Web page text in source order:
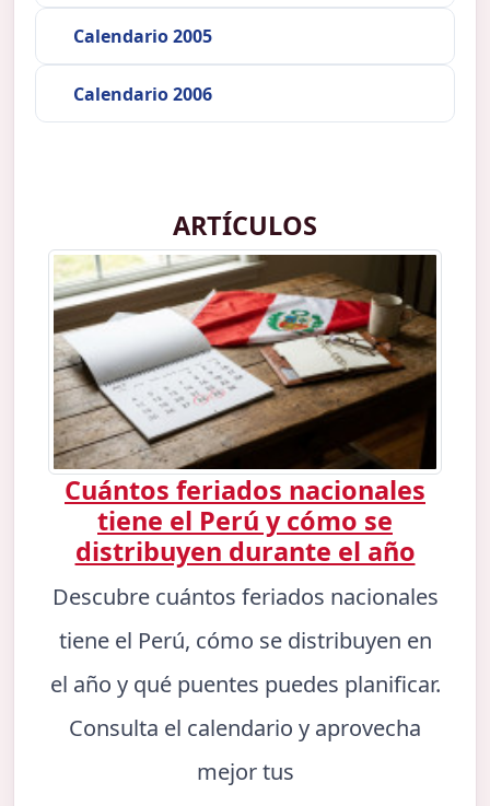
Calendario 2005
Calendario 2006
ARTÍCULOS
Cuántos feriados nacionales
tiene el Perú y cómo se
distribuyen durante el año
Descubre cuántos feriados nacionales
tiene el Perú, cómo se distribuyen en
el año y qué puentes puedes planificar.
Consulta el calendario y aprovecha
mejor tus